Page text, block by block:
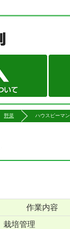
野菜 ハウスピーマン
作業内容
栽培管理